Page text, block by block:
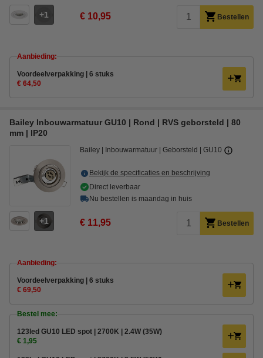
1 € 10,95 Bestellen
Aanbieding:
Voordeelverpakking | 6 stuks
€ 64,50
Bailey Inbouwarmatuur GU10 | Rond | RVS geborsteld | 80
mm | IP20
1
Bailey Inbouwarmatuur Geborsteld GU10
Bekijk de specificaties en beschrijving
Direct leverbaar
Nu bestellen is maandag in huis
€ 11,95 Bestellen
Aanbieding:
Voordeelverpakking | 6 stuks
€ 69,50
Bestel mee:
123led GU10 LED spot | 2700K | 2.4W (35W)
€ 1,95